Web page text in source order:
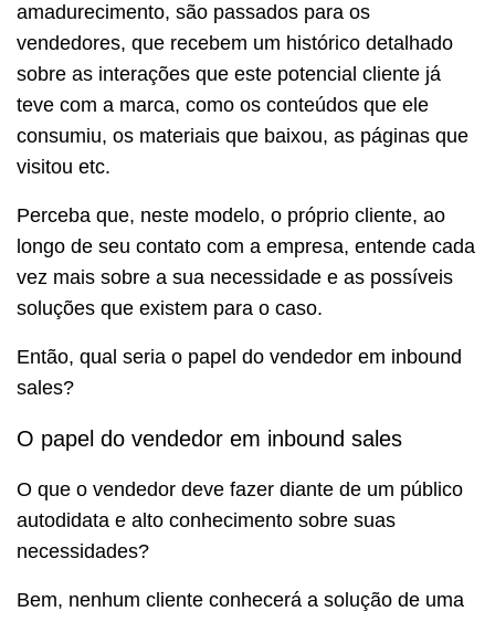
amadurecimento, são passados para os
vendedores, que recebem um histórico detalhado
sobre as interações que este potencial cliente já
teve com a marca, como os conteúdos que ele
consumiu, os materiais que baixou, as páginas que
visitou etc.
Perceba que, neste modelo, o próprio cliente, ao
longo de seu contato com a empresa, entende cada
vez mais sobre a sua necessidade e as possíveis
soluções que existem para o caso.
Então, qual seria o papel do vendedor em inbound
sales?
O papel do vendedor em inbound sales
O que o vendedor deve fazer diante de um público
autodidata e alto conhecimento sobre suas
necessidades?
Bem, nenhum cliente conhecerá a solução de uma